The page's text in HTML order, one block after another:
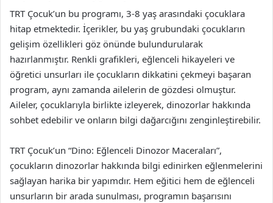
TRT Çocuk’un bu programı, 3-8 yaş arasındaki çocuklara
hitap etmektedir. İçerikler, bu yaş grubundaki çocukların
gelişim özellikleri göz önünde bulundurularak
hazırlanmıştır. Renkli grafikleri, eğlenceli hikayeleri ve
öğretici unsurları ile çocukların dikkatini çekmeyi başaran
program, aynı zamanda ailelerin de gözdesi olmuştur.
Aileler, çocuklarıyla birlikte izleyerek, dinozorlar hakkında
sohbet edebilir ve onların bilgi dağarcığını zenginleştirebilir.
TRT Çocuk’un “Dino: Eğlenceli Dinozor Maceraları”,
çocukların dinozorlar hakkında bilgi edinirken eğlenmelerini
sağlayan harika bir yapımdır. Hem eğitici hem de eğlenceli
unsurların bir arada sunulması, programın başarısını